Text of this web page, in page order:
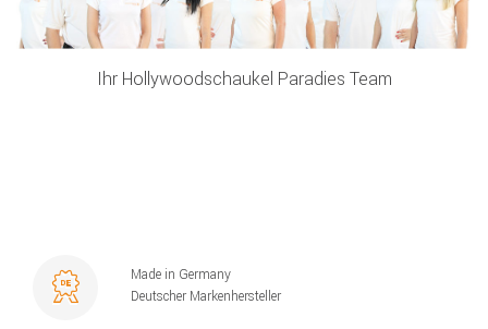
Ihr Hollywoodschaukel Paradies Team
Made in Germany
Deutscher Markenhersteller